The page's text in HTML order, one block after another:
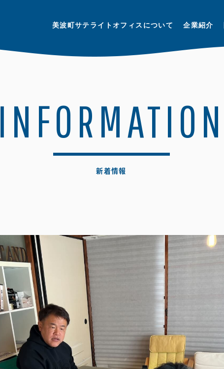
美波町サテライトオフィスについて 企業紹介
INFORMATION
新着情報